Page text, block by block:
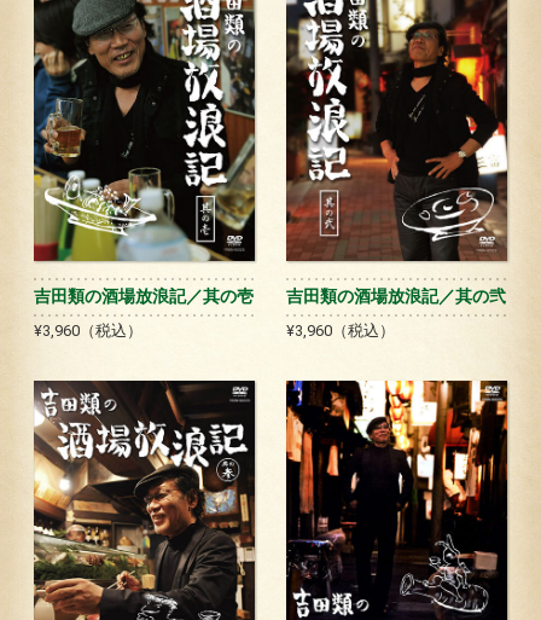
吉田類の酒場放浪記／其の壱
¥3,960（税込）
吉田類の酒場放浪記／其の弐
¥3,960（税込）